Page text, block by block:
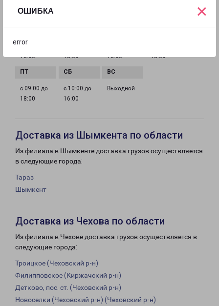
ОШИБКА
error
×
ГРАФИК РАБОТЫ
с 09:00 до
18:00
18:00
18:00
18:00
с 09:00 до
18:00
с 10:00 до
16:00
Выходной
Доставка из Шымкента по области
Из филиала в Шымкенте доставка грузов осуществляется
в следующие города:
Тараз
Шымкент
Доставка из Чехова по области
Из филиала в Чехове доставка грузов осуществляется в
следующие города:
Троицкое (Чеховский р-н)
Филипповское (Киржачский р-н)
Детково, пос. ст. (Чеховский р-н)
Новоселки (Чеховский р-н) (Чеховский р-н)